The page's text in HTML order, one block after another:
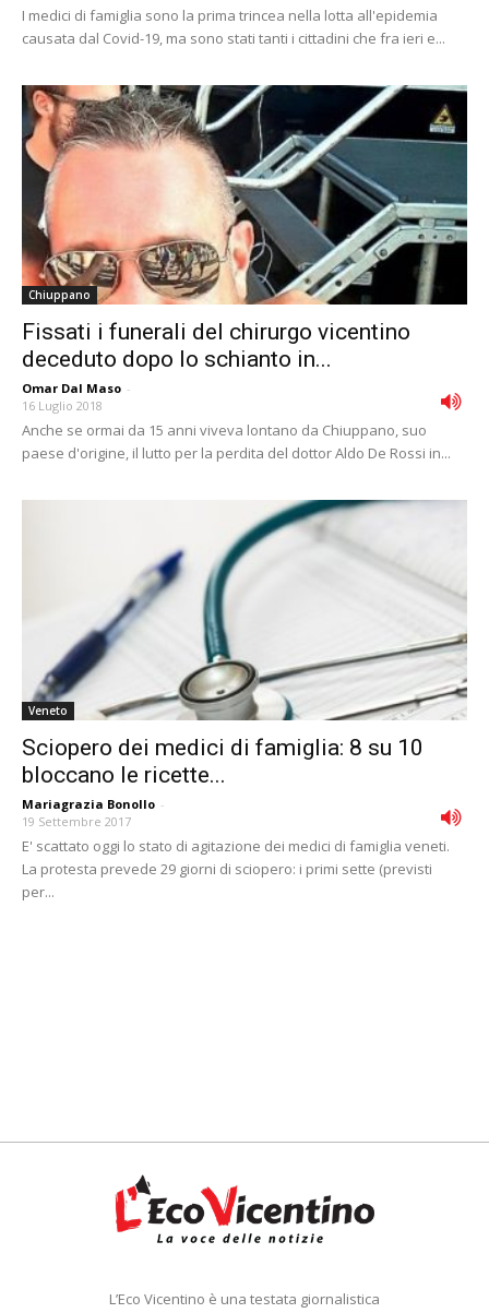
I medici di famiglia sono la prima trincea nella lotta all'epidemia
causata dal Covid-19, ma sono stati tanti i cittadini che fra ieri e...
Chiuppano
Fissati i funerali del chirurgo vicentino
deceduto dopo lo schianto in...
Omar Dal Maso -
16 Luglio 2018
Anche se ormai da 15 anni viveva lontano da Chiuppano, suo
paese d'origine, il lutto per la perdita del dottor Aldo De Rossi in...
Veneto
Sciopero dei medici di famiglia: 8 su 10
bloccano le ricette...
Mariagrazia Bonollo -
19 Settembre 2017
E' scattato oggi lo stato di agitazione dei medici di famiglia veneti.
La protesta prevede 29 giorni di sciopero: i primi sette (previsti
per...
L’Eco Vicentino è una testata giornalistica